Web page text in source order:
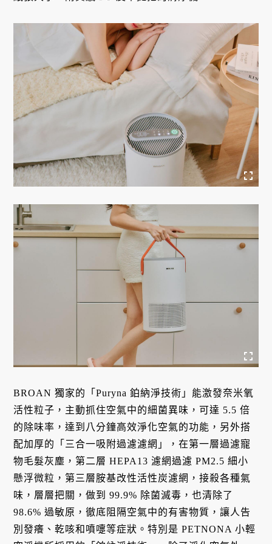
BROAN 獨家的「Puryna 鉑納淨技術」能激發奈米氧
活性粒子，主動抓住空氣中的細菌異味，可達 5.5 倍
的除味率，達到八分鐘高效淨化空氣的功能，另外搭
配加厚的「三合一吸附過濾濾網」，在第一層過濾寵
物毛髮灰塵，第二層 HEPA13 濾網過濾 PM2.5 細小
懸浮微粒，第三層胺基改性活性炭濾網，接殺各種氣
味，層層把關，做到 99.9% 除菌滅毒，也清除了
98.6% 過敏原，徹底阻隔空氣中的有害物質，讓人告
別發癢、乾咳和噴嚏等症狀。特別是 PETNONA 小輕